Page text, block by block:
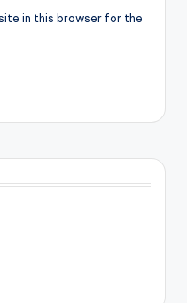
in this browser for the